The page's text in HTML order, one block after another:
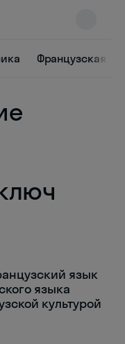
Французская
язык
языка
культурой